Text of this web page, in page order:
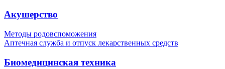
Акушерство
Методы родовспоможения
Аптечная служба и отпуск лекарственных средств
Биомедицинская техника